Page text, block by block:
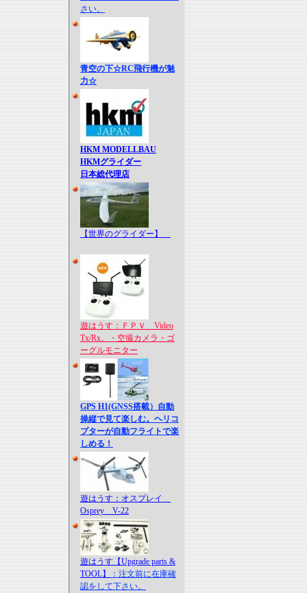
さい。
青空の下☆RC飛行機が魅
力☆
HKM MODELLBAU
HKMグライダー
日本総代理店
【世界のグライダー】
遊はうす：ＦＰＶ Video
Tx/Rx、・空撮カメラ・ゴ
ーグルモニター
GPS H1(GNSS搭載）自動
操縦で見て楽しむ。ヘリコ
プターが自動フライトで楽
しめる！
遊はうす：オスプレイ
Osprey V-22
遊はうす【Upgrade parts &
TOOL】
：注文前に在庫確
認をして下さい。